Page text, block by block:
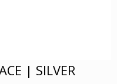
| SILVER